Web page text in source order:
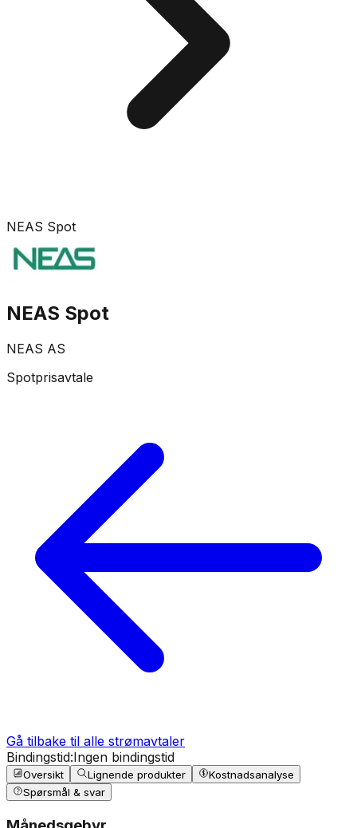
NEAS Spot
NEAS Spot
NEAS AS
Spotprisavtale
Gå tilbake til alle strømavtaler
Bindingstid:Ingen bindingstid
Oversikt Lignende produkter
Kostnadsanalyse
Spørsmål & svar